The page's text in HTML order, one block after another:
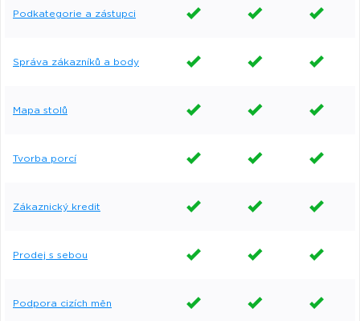
Podkategorie a zástupci
Správa zákazníků a body
Mapa stolů
Tvorba porcí
Zákaznický kredit
Prodej s sebou
Podpora cizích měn